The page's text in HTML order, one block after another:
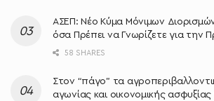
ΑΣΕΠ: Νέο Κύμα Μόνιμων
όσα Πρέπει να Γνωρίζετε για την
58 SHARES
Στον “πάγο” τα
αγωνίας και οικονομικής ασφυξίας